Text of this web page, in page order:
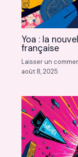
Yoa : la
française
Laisser un
août 8, 2025